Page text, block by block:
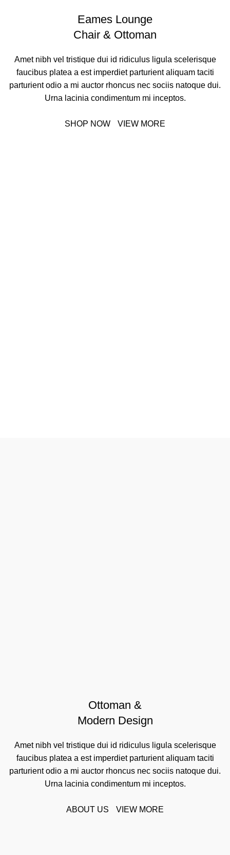
Eames Lounge
Chair & Ottoman
Amet nibh vel tristique dui id ridiculus ligula scelerisque
faucibus platea a est imperdiet parturient aliquam taciti
parturient odio a mi auctor rhoncus nec sociis natoque dui.
Urna lacinia condimentum mi inceptos.
SHOP NOW VIEW MORE
Ottoman &
Modern Design
Amet nibh vel tristique dui id ridiculus ligula scelerisque
faucibus platea a est imperdiet parturient aliquam taciti
parturient odio a mi auctor rhoncus nec sociis natoque dui.
Urna lacinia condimentum mi inceptos.
ABOUT US VIEW MORE